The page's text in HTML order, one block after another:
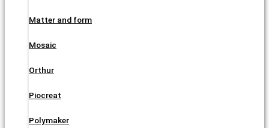
Matter and form
Mosaic
Orthur
Piocreat
Polymaker